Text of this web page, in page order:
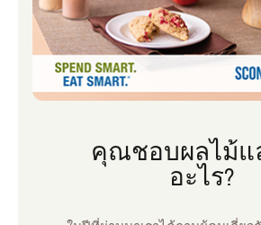
คุณชอบผลไม้แ
อะไร?